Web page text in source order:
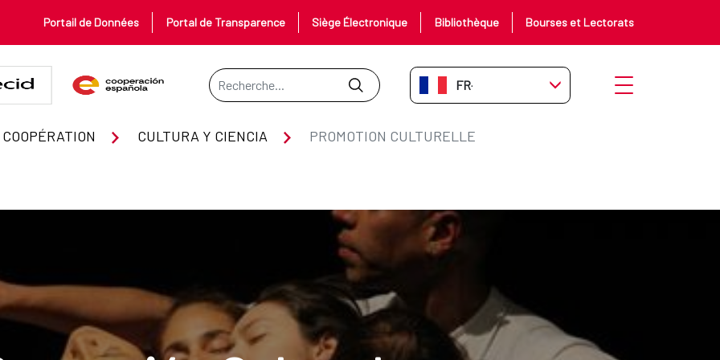
Portail de Données Portal de Transparence Siège Électronique Bibliothèque Bourses et Lectorats
Barre de recherche
FR-FR Ouvrir le menu
CULTURA Y CIENCIA PROMOTION CULTURELLE